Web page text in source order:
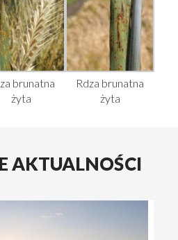
brunatna
żyta
Rdza brunatna
żyta
AKTUALNOŚCI